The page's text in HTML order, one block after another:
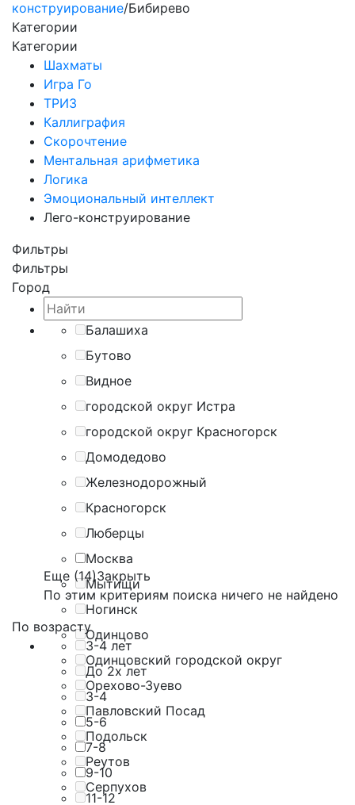
конструирование/Бибирево
Категории
Категории
Шахматы
Игра Го
ТРИЗ
Каллиграфия
Скорочтение
Ментальная арифметика
Логика
Эмоциональный интеллект
Лего-конструирование
Фильтры
Фильтры
Город
Балашиха
Бутово
Видное
городской округ Истра
городской округ Красногорск
Домодедово
Железнодорожный
Красногорск
Люберцы
Москва
Мытищи
Ногинск
Одинцово
Одинцовский городской округ
Орехово-Зуево
Павловский Посад
Подольск
Реутов
Серпухов
Еще (14)Закрыть
По этим критериям поиска ничего не найдено
По возрасту
3-4 лет
До 2х лет
3-4
5-6
7-8
9-10
11-12